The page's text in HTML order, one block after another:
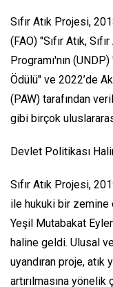
Sıfır Atık Projesi,
(FAO) "Sıfır Atık,
Programı'nın
Ödülü" ve 2022’de
(PAW) tarafından
gibi birçok
Devlet Politikası
Sıfır Atık Projesi,
ile hukuki bir zemine
Yeşil Mutabakat
haline geldi. Ulusal
uyandıran proje,
artırılmasına